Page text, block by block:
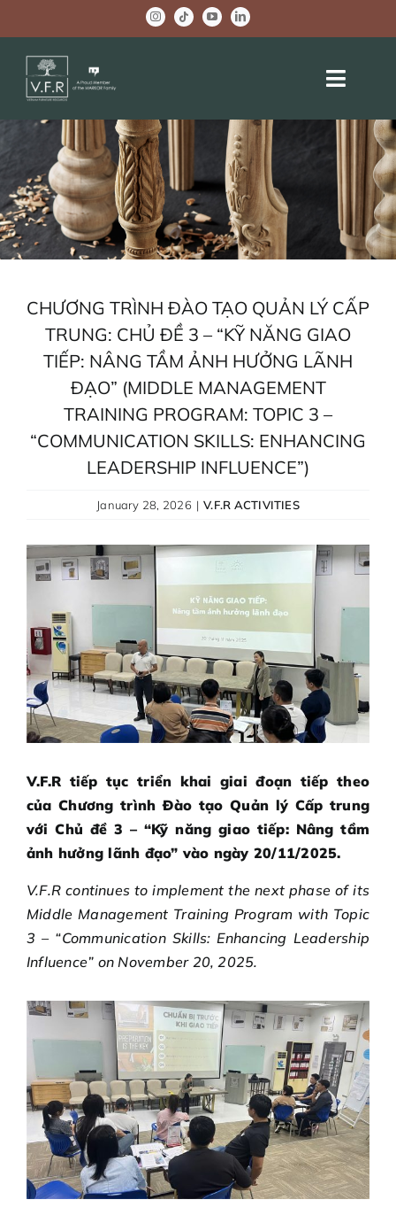
to
content
Toggle
ABOUT US
OEM PROJECTS
COMPANY NEWS
WELLBEING CENTER
GOAL REWARDS
CHƯƠNG TRÌNH ĐÀO TẠO QUẢN LÝ CẤP
TRUNG: CHỦ ĐỀ 3 – “KỸ NĂNG GIAO
TIẾP: NÂNG TẦM ẢNH HƯỞNG LÃNH
ĐẠO” (MIDDLE MANAGEMENT
TRAINING PROGRAM: TOPIC 3 –
“COMMUNICATION SKILLS: ENHANCING
LEADERSHIP INFLUENCE”)
January 28, 2026 | V.F.R ACTIVITIES
V.F.R tiếp tục triển khai giai đoạn tiếp theo
của Chương trình Đào tạo Quản lý Cấp trung
với Chủ đề 3 – “Kỹ năng giao tiếp: Nâng tầm
ảnh hưởng lãnh đạo” vào ngày 20/11/2025.
V.F.R continues to implement the next phase of its
Middle Management Training Program with Topic
3 – “Communication Skills: Enhancing Leadership
Influence” on November 20, 2025.